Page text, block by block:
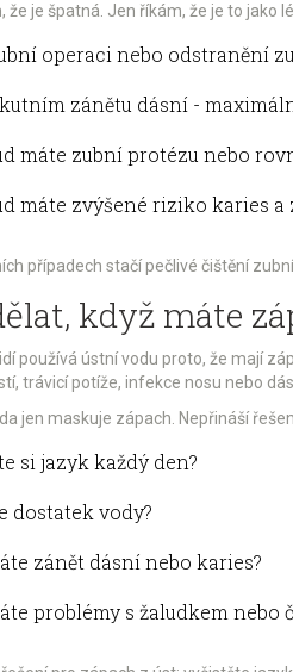
že je špatná. Jen říkám, že je to jako
operaci nebo odstranění
zánětu dásní -
máte zubní protézu nebo
máte zvýšené riziko karies
případech stačí pečlivé čištění
když máte
používá ústní vodu proto, že mají
trávicí potíže, infekce nosu nebo
jen maskuje zápach. Nepřináší
si jazyk každý den?
dostatek vody?
zánět dásní nebo karies?
problémy s žaludkem